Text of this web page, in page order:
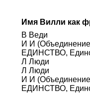
Имя Вилли как
В Веди
И И
ЕДИНСТВО,
Л Люди
Л Люди
И И
ЕДИНСТВО,